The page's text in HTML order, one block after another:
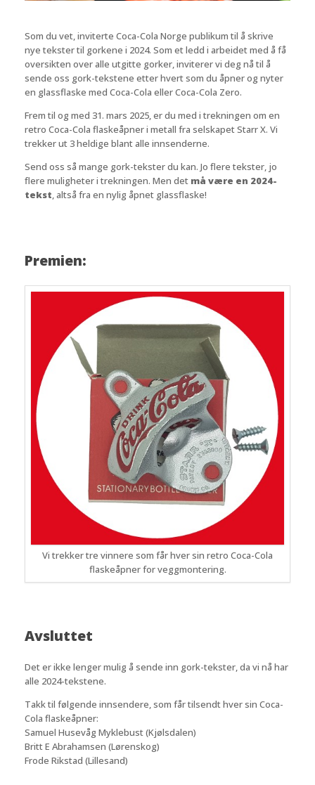
Som du vet, inviterte Coca-Cola Norge publikum til å skrive
nye tekster til gorkene i 2024. Som et ledd i arbeidet med å få
oversikten over alle utgitte gorker, inviterer vi deg nå til å
sende oss gork-tekstene etter hvert som du åpner og nyter
en glassflaske med Coca-Cola eller Coca-Cola Zero.
Frem til og med 31. mars 2025, er du med i trekningen om en
retro Coca-Cola flaskeåpner i metall fra selskapet Starr X. Vi
trekker ut 3 heldige blant alle innsenderne.
Send oss så mange gork-tekster du kan. Jo flere tekster, jo
flere muligheter i trekningen. Men det må være en 2024-
tekst, altså fra en nylig åpnet glassflaske!
Premien:
Vi trekker tre vinnere som får hver sin retro Coca-Cola
flaskeåpner for veggmontering.
Avsluttet
Det er ikke lenger mulig å sende inn gork-tekster, da vi nå har
alle 2024-tekstene.
Takk til følgende innsendere, som får tilsendt hver sin Coca-
Cola flaskeåpner:
Samuel Husevåg Myklebust (Kjølsdalen)
Britt E Abrahamsen (Lørenskog)
Frode Rikstad (Lillesand)